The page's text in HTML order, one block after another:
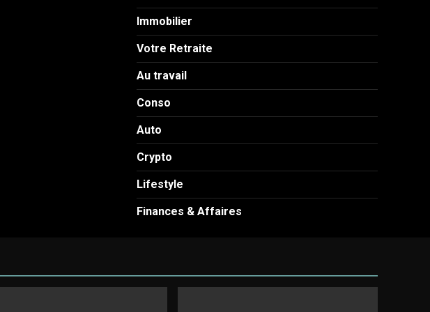
Immobilier
Votre Retraite
Au travail
Conso
Auto
Crypto
Lifestyle
Finances & Affaires